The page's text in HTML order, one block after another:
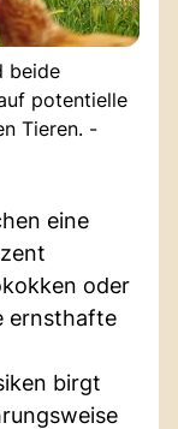
beide
potentielle
Tieren. -
eine
oder
ernsthafte
birgt